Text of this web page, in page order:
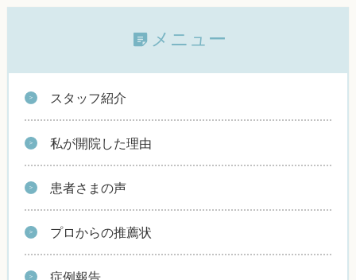
メニュー
スタッフ紹介
私が開院した理由
患者さまの声
プロからの推薦状
症例報告